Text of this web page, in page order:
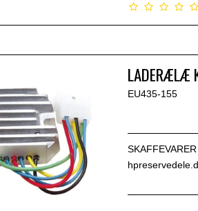
LADERÆLÆ
EU435-155
SKAFFEVARER